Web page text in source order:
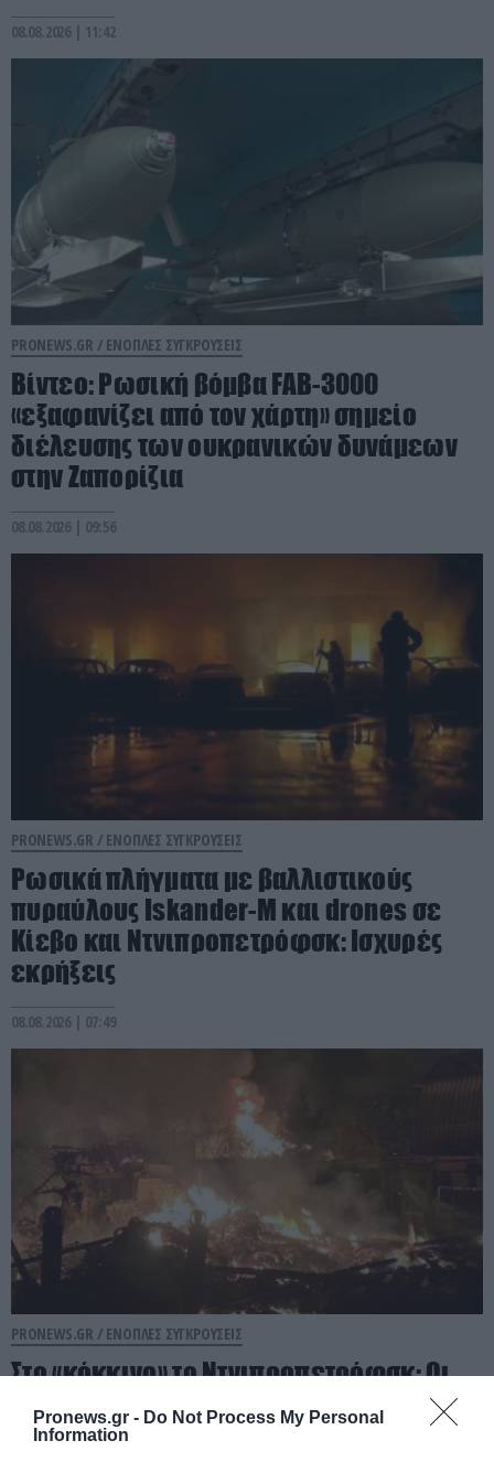
Pronews.gr - Do Not Process My Personal
Information
08.08.2026 | 11:42
PRONEWS.GR / ΕΝΟΠΛΕΣ ΣΥΓΚΡΟΥΣΕΙΣ
Βίντεο: Ρωσική βόμβα FAB-3000
«εξαφανίζει από τον χάρτη» σημείο
διέλευσης των ουκρανικών δυνάμεων
στην Ζαπορίζια
08.08.2026 | 09:56
PRONEWS.GR / ΕΝΟΠΛΕΣ ΣΥΓΚΡΟΥΣΕΙΣ
Ρωσικά πλήγματα με βαλλιστικούς
πυραύλους Iskander-M και drones σε
Κίεβο και Ντνιπροπετρόφσκ: Ισχυρές
εκρήξεις
08.08.2026 | 07:49
PRONEWS.GR / ΕΝΟΠΛΕΣ ΣΥΓΚΡΟΥΣΕΙΣ
Στο «κόκκινο» το Ντνιπροπετρόφσκ: Οι
Ουκρανοί μιλούν για σφοδρές ρωσικές
επιθέσεις σε όλη την επικράτεια